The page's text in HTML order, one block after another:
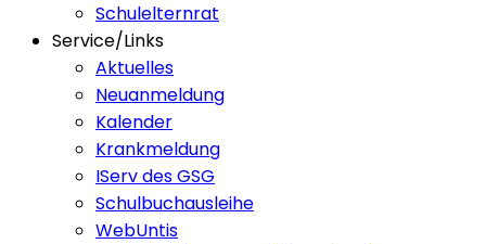
Schulelternrat
Service/Links
Aktuelles
Neuanmeldung
Kalender
Krankmeldung
IServ des GSG
Schulbuchausleihe
WebUntis